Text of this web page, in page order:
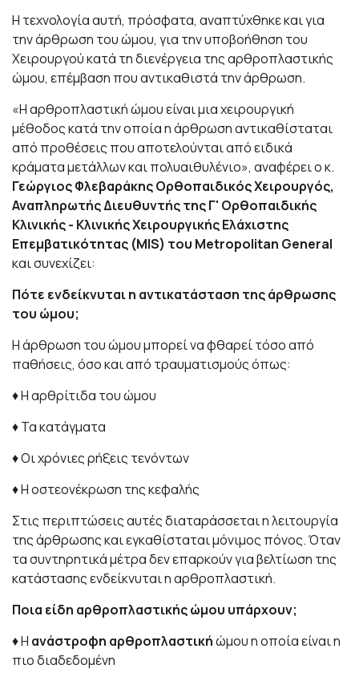
Η τεχνολογία αυτή, πρόσφατα, αναπτύχθηκε και για
την άρθρωση του ώμου, για την υποβοήθηση του
Χειρουργού κατά τη διενέργεια της αρθροπλαστικής
ώμου, επέμβαση που αντικαθιστά την άρθρωση.
«Η αρθροπλαστική ώμου είναι μια χειρουργική
μέθοδος κατά την οποία η άρθρωση αντικαθίσταται
από προθέσεις που αποτελούνται από ειδικά
κράματα μετάλλων και πολυαιθυλένιο», αναφέρει ο κ.
Γεώργιος Φλεβαράκης Ορθοπαιδικός Χειρουργός,
Αναπληρωτής Διευθυντής της Γ' Ορθοπαιδικής
Κλινικής - Κλινικής Χειρουργικής Ελάχιστης
Επεμβατικότητας (MIS) του Metropolitan General
και συνεχίζει:
Πότε ενδείκνυται η αντικατάσταση της άρθρωσης
του ώμου;
Η άρθρωση του ώμου μπορεί να φθαρεί τόσο από
παθήσεις, όσο και από τραυματισμούς όπως:
♦ Η αρθρίτιδα του ώμου
♦ Τα κατάγματα
♦ Οι χρόνιες ρήξεις τενόντων
♦ Η οστεονέκρωση της κεφαλής
Στις περιπτώσεις αυτές διαταράσσεται η λειτουργία
της άρθρωσης και εγκαθίσταται μόνιμος πόνος. Όταν
τα συντηρητικά μέτρα δεν επαρκούν για βελτίωση της
κατάστασης ενδείκνυται η αρθροπλαστική.
Ποια είδη αρθροπλαστικής ώμου υπάρχουν;
♦ Η ανάστροφη αρθροπλαστικήώμου η οποία είναι η
πιο διαδεδομένη